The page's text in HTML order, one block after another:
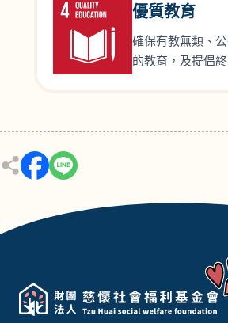
優質教育
確保有教無類、
的教育，及提倡